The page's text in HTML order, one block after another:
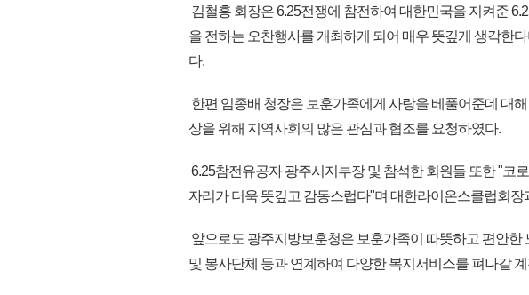
김철홍 회장은 6.25전쟁에 참전하여 대한민국을 지켜준
을 전하는 오찬행사를 개최하게 되어 매우 뜻깊게 생각한
다.
한편 임종배 청장은 보훈가족에게 사랑을 베풀어준데 대
상을 위해 지역사회의 많은 관심과 협조를 요청하였다.
6.25참전유공자 광주시지부장 및 참석한 회원들 또한 "코
자리가 더욱 뜻깊고 감동스럽다"며 대한라이온스클럽회
앞으로도 광주지방보훈청은 보훈가족이 따뜻하고 편안한
및 봉사단체 등과 연계하여 다양한 복지서비스를 펴나갈